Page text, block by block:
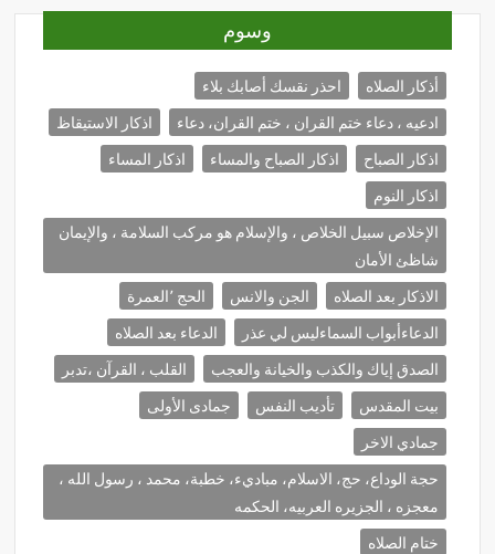
وسوم
أذكار الصلاه
احذر نقسك أصابك بلاء
ادعيه ، دعاء ختم القران ، ختم القران، دعاء
اذكار الاستيقاظ
اذكار الصباح
اذكار الصباح والمساء
اذكار المساء
اذكار النوم
الإخلاص سبيل الخلاص ، والإسلام هو مركب السلامة ، والإيمان
شاظئ الأمان
الاذكار بعد الصلاه
الجن والانس
الحج ٬العمرة
الدعاءأبواب السماءليس لي عذر
الدعاء بعد الصلاه
الصدق إياك والكذب والخيانة والعجب
القلب ، القرآن ،تدبر
بيت المقدس
تأديب النفس
جمادى الأولى
جمادي الاخر
حجة الوداع، حج، الاسلام، مباديء، خطبة، محمد ، رسول الله ،
معجزه ، الجزيره العربيه، الحكمه
ختام الصلاه